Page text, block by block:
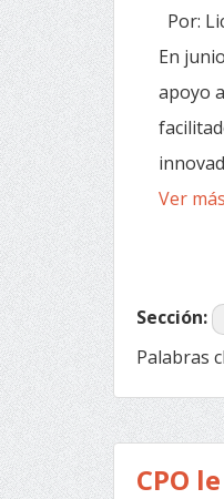
Por:
En
apoyo
Ver
Sección:
Palabras
CPO